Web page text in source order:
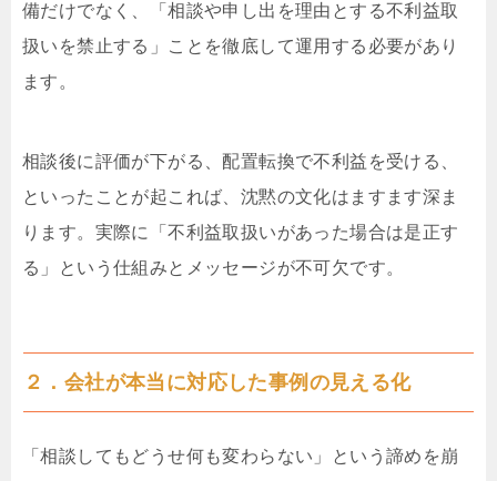
備だけでなく、「相談や申し出を理由とする不利益取
扱いを禁止する」ことを徹底して運用する必要があり
ます。
相談後に評価が下がる、配置転換で不利益を受ける、
といったことが起これば、沈黙の文化はますます深ま
ります。実際に「不利益取扱いがあった場合は是正す
る」という仕組みとメッセージが不可欠です。
２．会社が本当に対応した事例の見える化
「相談してもどうせ何も変わらない」という諦めを崩